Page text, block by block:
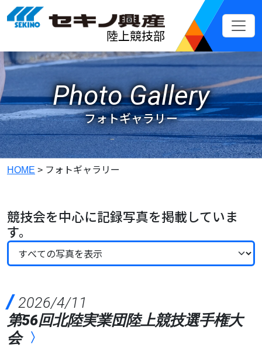
メインコンテンツへスキップ
陸上競技部
Photo Gallery
フォトギャラリー
HOME > フォトギャラリー
競技会を中心に記録写真を掲載していま
す。
2026/4/11
第56回北陸実業団陸上競技選手権大
会